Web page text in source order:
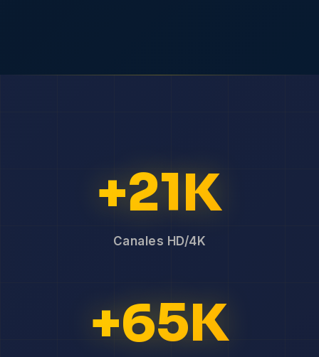
+21K
Canales HD/4K
+65K